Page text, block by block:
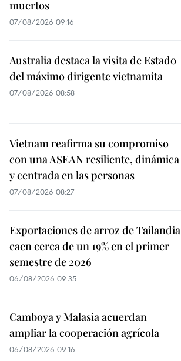
muertos
07/08/2026 09:16
Australia destaca la visita de Estado
del máximo dirigente vietnamita
07/08/2026 08:58
Vietnam reafirma su compromiso
con una ASEAN resiliente, dinámica
y centrada en las personas
07/08/2026 08:27
Exportaciones de arroz de Tailandia
caen cerca de un 19% en el primer
semestre de 2026
06/08/2026 09:35
Camboya y Malasia acuerdan
ampliar la cooperación agrícola
06/08/2026 09:16